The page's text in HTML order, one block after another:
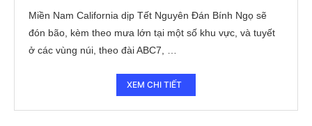
Miền Nam California dịp Tết Nguyên Đán Bính Ngọ sẽ
đón bão, kèm theo mưa lớn tại một số khu vực, và tuyết
ở các vùng núi, theo đài ABC7, …
XEM CHI TIẾT